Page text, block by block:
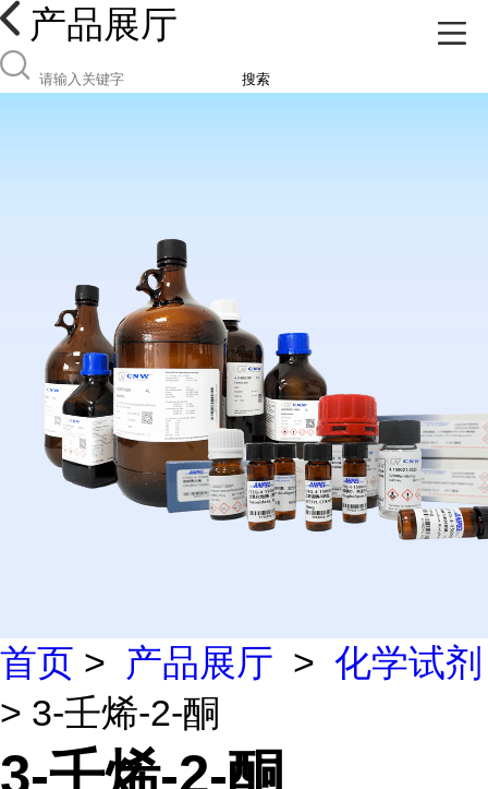
产品展厅
搜索
首页 > 产品展厅 > 化学试剂
> 3-壬烯-2-酮
3-壬烯-2-酮